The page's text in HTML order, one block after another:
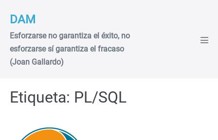
contenido
DAM
Esforzarse no garantiza el éxito, no
esforzarse sí garantiza el fracaso
(Joan Gallardo)
Etiqueta: PL/SQL
Bases